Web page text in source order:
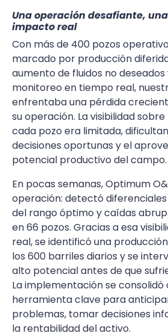
Una operación desafiante,
impacto real
Con más de 400 pozos
marcado por producción
aumento de fluidos no
monitoreo en tiempo real,
enfrentaba una pérdida
su operación. La visibilidad
cada pozo era limitada,
decisiones oportunas y el
potencial productivo del campo.
En pocas semanas, Optimum
operación: detectó
del rango óptimo y caídas
en 66 pozos. Gracias a esa
real, se identificó una
los 600 barriles diarios y se
alto potencial antes de que
La implementación se consolidó
herramienta clave para
problemas, tomar decisiones
la rentabilidad del activo.